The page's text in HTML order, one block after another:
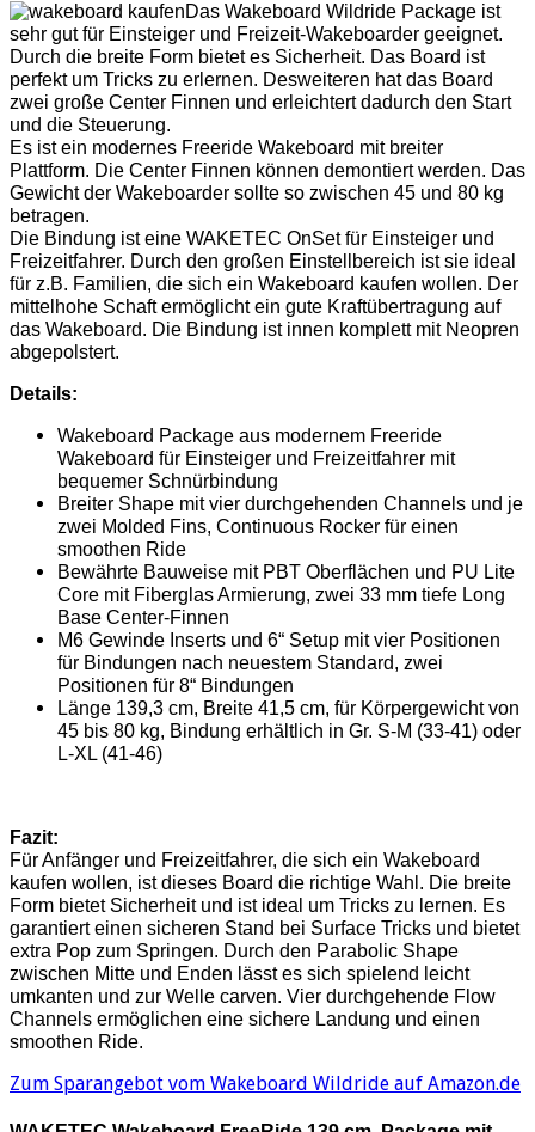
Das Wakeboard Wildride Package ist
sehr gut für Einsteiger und Freizeit-Wakeboarder geeignet.
Durch die breite Form bietet es Sicherheit. Das Board ist
perfekt um Tricks zu erlernen. Desweiteren hat das Board
zwei große Center Finnen und erleichtert dadurch den Start
und die Steuerung.
Es ist ein modernes Freeride Wakeboard mit breiter
Plattform. Die Center Finnen können demontiert werden. Das
Gewicht der Wakeboarder sollte so zwischen 45 und 80 kg
betragen.
Die Bindung ist eine WAKETEC OnSet für Einsteiger und
Freizeitfahrer. Durch den großen Einstellbereich ist sie ideal
für z.B. Familien, die sich ein Wakeboard kaufen wollen. Der
mittelhohe Schaft ermöglicht ein gute Kraftübertragung auf
das Wakeboard. Die Bindung ist innen komplett mit Neopren
abgepolstert.
Details:
Wakeboard Package aus modernem Freeride
Wakeboard für Einsteiger und Freizeitfahrer mit
bequemer Schnürbindung
Breiter Shape mit vier durchgehenden Channels und je
zwei Molded Fins, Continuous Rocker für einen
smoothen Ride
Bewährte Bauweise mit PBT Oberflächen und PU Lite
Core mit Fiberglas Armierung, zwei 33 mm tiefe Long
Base Center-Finnen
M6 Gewinde Inserts und 6“ Setup mit vier Positionen
für Bindungen nach neuestem Standard, zwei
Positionen für 8“ Bindungen
Länge 139,3 cm, Breite 41,5 cm, für Körpergewicht von
45 bis 80 kg, Bindung erhältlich in Gr. S-M (33-41) oder
L-XL (41-46)
Fazit:
Für Anfänger und Freizeitfahrer, die sich ein Wakeboard
kaufen wollen, ist dieses Board die richtige Wahl. Die breite
Form bietet Sicherheit und ist ideal um Tricks zu lernen. Es
garantiert einen sicheren Stand bei Surface Tricks und bietet
extra Pop zum Springen. Durch den Parabolic Shape
zwischen Mitte und Enden lässt es sich spielend leicht
umkanten und zur Welle carven. Vier durchgehende Flow
Channels ermöglichen eine sichere Landung und einen
smoothen Ride.
Zum Sparangebot vom Wakeboard Wildride auf Amazon.de